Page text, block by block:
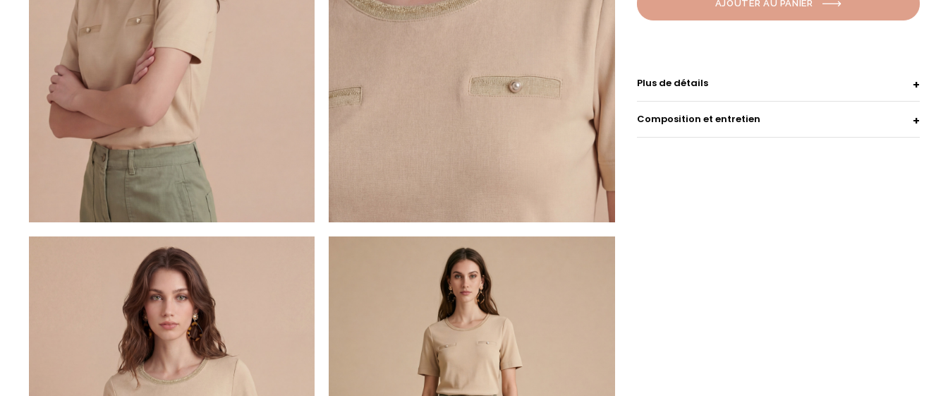
AJOUTER AU PANIER
Plus de détails
Composition et entretien